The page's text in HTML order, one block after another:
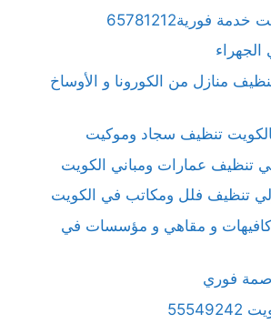
فورية65781212
منازل من الكورونا و الأوساخ
تنظيف سجاد وموكيت
تنظيف عمارات ومباني الكويت
تنظيف فلل ومكاتب في الكويت
و مقاهي و مؤسسات في
فوري